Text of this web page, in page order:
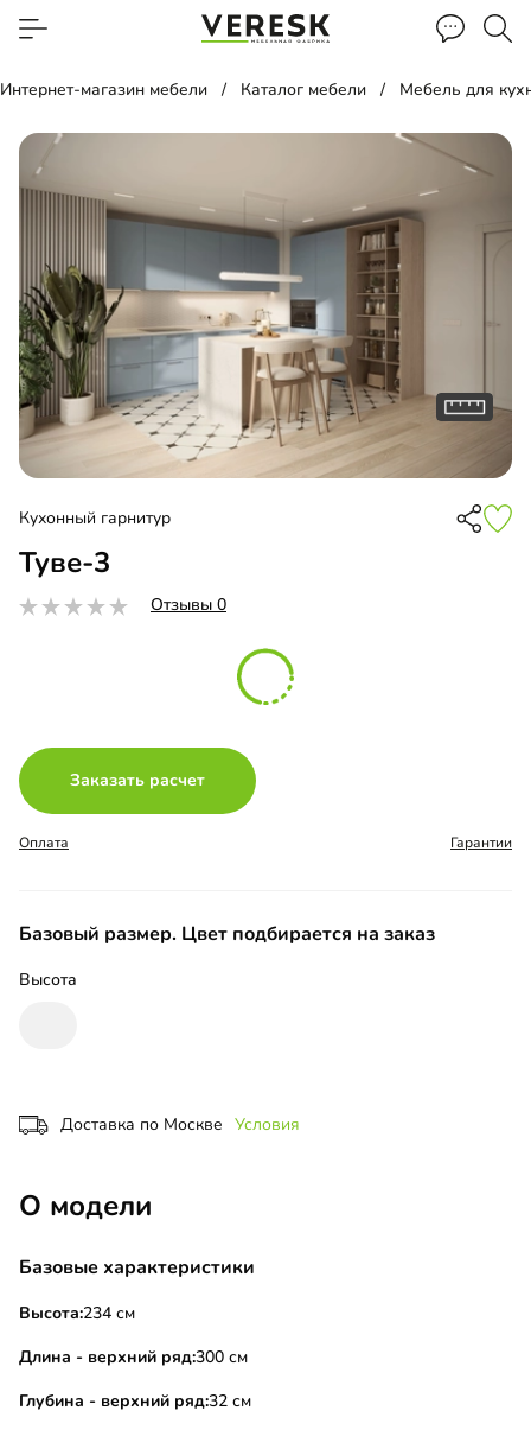
Интернет-магазин мебели Каталог мебели Мебель для
Кухонный гарнитур
Туве-3
Отзывы 0
Заказать расчет
Оплата Гарантии
Базовый размер. Цвет подбирается на заказ
Высота
Доставка по Москве Условия
О модели
Базовые характеристики
Высота:234 см
Длина - верхний ряд:300 см
Глубина - верхний ряд:32 см